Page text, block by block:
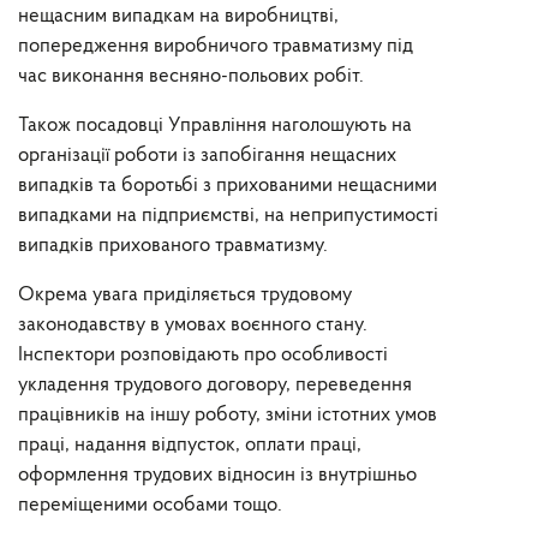
нещасним випадкам на виробництві,
попередження виробничого травматизму під
час виконання весняно-польових робіт.
Також посадовці Управління наголошують на
організації роботи із запобігання нещасних
випадків та боротьбі з прихованими нещасними
випадками на підприємстві, на неприпустимості
випадків прихованого травматизму.
Окрема увага приділяється трудовому
законодавству в умовах воєнного стану.
Інспектори розповідають про особливості
укладення трудового договору, переведення
працівників на іншу роботу, зміни істотних умов
праці, надання відпусток, оплати праці,
оформлення трудових відносин із внутрішньо
переміщеними особами тощо.